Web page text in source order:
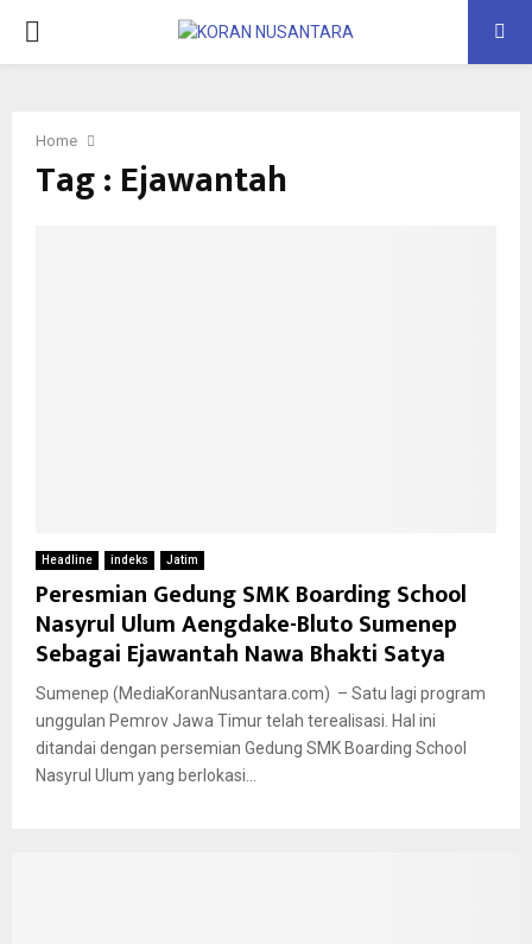
PRIMARY
Home
Tag : Ejawantah
Headline indeks Jatim
Peresmian Gedung SMK Boarding School
Nasyrul Ulum Aengdake-Bluto Sumenep
Sebagai Ejawantah Nawa Bhakti Satya
Sumenep (MediaKoranNusantara.com) – Satu lagi program
unggulan Pemrov Jawa Timur telah terealisasi. Hal ini
ditandai dengan persemian Gedung SMK Boarding School
Nasyrul Ulum yang berlokasi...